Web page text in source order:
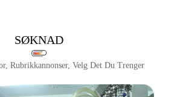
SØKNAD
Rubrikkannonser, Velg Det Du Trenger